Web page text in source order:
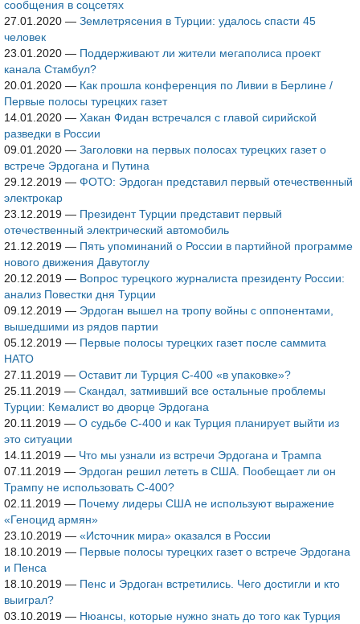
сообщения в соцсетях
27.01.2020 — Землетрясения в Турции: удалось спасти 45
человек
23.01.2020 — Поддерживают ли жители мегаполиса проект
канала Стамбул?
20.01.2020 — Как прошла конференция по Ливии в Берлине /
Первые полосы турецких газет
14.01.2020 — Хакан Фидан встречался с главой сирийской
разведки в России
09.01.2020 — Заголовки на первых полосах турецких газет о
встрече Эрдогана и Путина
29.12.2019 — ФОТО: Эрдоган представил первый отечественный
электрокар
23.12.2019 — Президент Турции представит первый
отечественный электрический автомобиль
21.12.2019 — Пять упоминаний о России в партийной программе
нового движения Давутоглу
20.12.2019 — Вопрос турецкого журналиста президенту России:
анализ Повестки дня Турции
09.12.2019 — Эрдоган вышел на тропу войны с оппонентами,
вышедшими из рядов партии
05.12.2019 — Первые полосы турецких газет после саммита
НАТО
27.11.2019 — Оставит ли Турция С-400 «в упаковке»?
25.11.2019 — Скандал, затмивший все остальные проблемы
Турции: Кемалист во дворце Эрдогана
20.11.2019 — О судьбе С-400 и как Турция планирует выйти из
это ситуации
14.11.2019 — Что мы узнали из встречи Эрдогана и Трампа
07.11.2019 — Эрдоган решил лететь в США. Пообещает ли он
Трампу не использовать С-400?
02.11.2019 — Почему лидеры США не используют выражение
«Геноцид армян»
23.10.2019 — «Источник мира» оказался в России
18.10.2019 — Первые полосы турецких газет о встрече Эрдогана
и Пенса
18.10.2019 — Пенс и Эрдоган встретились. Чего достигли и кто
выиграл?
03.10.2019 — Нюансы, которые нужно знать до того как Турция